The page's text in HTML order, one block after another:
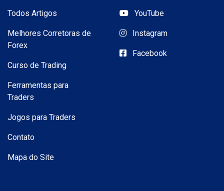
Todos Artigos
Melhores Corretoras de
Forex
Curso de Trading
Ferramentas para
Traders
Jogos para Traders
Contato
Mapa do Site
YouTube
Instagram
Facebook